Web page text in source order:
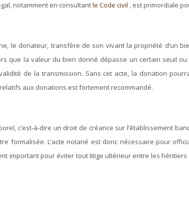
notamment en consultantle Code civil , est primordiale
le donateur, transfère de son vivant la propriété d’un
la valeur du bien donné dépasse un certain seuil ou
de la transmission. Sans cet acte, la donation
aux donations est fortement recommandé.
c’est-à-dire un droit de créance sur l’établissement
formalisée. L’acte notarié est donc nécessaire pour
important pour éviter tout litige ultérieur entre les héritiers